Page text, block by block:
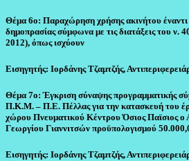
Θέμα 6ο: Παραχώρηση χρήσης ακινήτου έναντι
δημοπρασίας σύμφωνα με τις διατάξεις του
2012), όπως ισχύουν
Εισηγητής: Ιορδάνης Τζαμτζής,
Θέμα 7ο: Έγκριση σύναψης προγραμματικής
Π.Κ.Μ. – Π.Ε. Πέλλας για την κατασκευή του
χώρου Πνευματικού Κέντρου Όσιος Παϊσιος ο
Γεωργίου Γιαννιτσών προϋπολογισμού
Εισηγητής: Ιορδάνης Τζαμτζής,